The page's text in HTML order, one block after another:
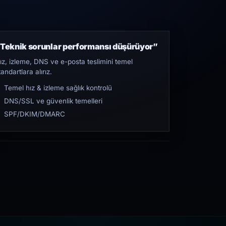
sorunlar performansı düşürüyor”
izleme, DNS ve e-posta teslimini temel
alırız.
Temel hız & izleme sağlık kontrolü
DNS/SSL ve güvenlik temelleri
SPF/DKIM/DMARC